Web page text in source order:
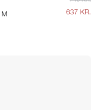
637 KR.